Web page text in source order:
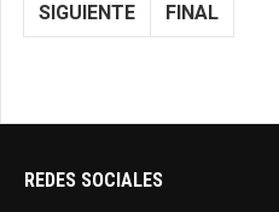
SIGUIENTE FINAL
REDES SOCIALES